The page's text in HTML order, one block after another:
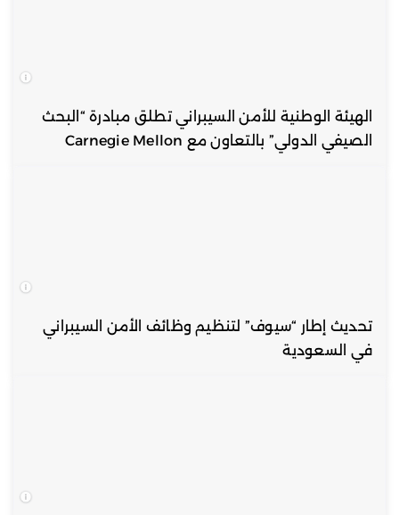
الهيئة الوطنية للأمن السيبراني تطلق مبادرة “البحث
الصيفي الدولي” بالتعاون مع Carnegie Mellon
تحديث إطار “سيوف” لتنظيم وظائف الأمن السيبراني
في السعودية